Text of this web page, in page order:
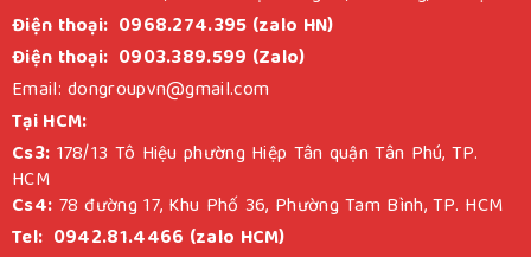
Điện thoại: 0968.274.395 (zalo HN)
Điện thoại: 0903.389.599 (Zalo)
Email: dongroupvn@gmail.com
Tại HCM:
Cs3: 178/13 Tô Hiệu phường Hiệp Tân quận Tân Phú, TP.
HCM
Cs4: 78 đường 17, Khu Phố 36, Phường Tam Bình, TP. HCM
Tel: 0942.81.4466 (zalo HCM)